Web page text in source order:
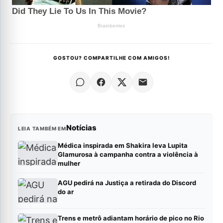
GOSTOU? COMPARTILHE COM AMIGOS!
LEIA TAMBÉM EMNotícias
Médica inspirada em Shakira leva Lupita
Glamurosa à campanha contra a violência à
mulher
AGU pedirá na Justiça a retirada do Discord
do ar
Trens e metrô adiantam horário de pico no Rio